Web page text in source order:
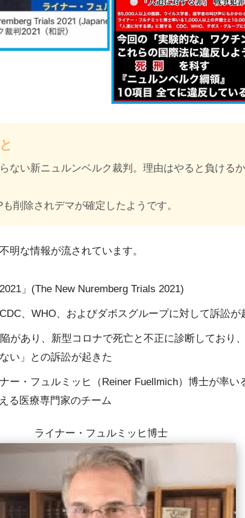
ない新ニュルンベルク裁判。理由はやると負ける
削除されデマが確定したようです。
明な情報が流されています。
」(The New Nuremberg Trials 2021)
、WHO、およびダボスグループに対して訴訟が
があり、新型コロナで死亡と不正に診断しており
い」との訴訟が起きた
ー・フュルミッヒ（Reiner Fuellmich）博士が率い
る医療専門家のチーム
ライナー・フュルミッヒ博士